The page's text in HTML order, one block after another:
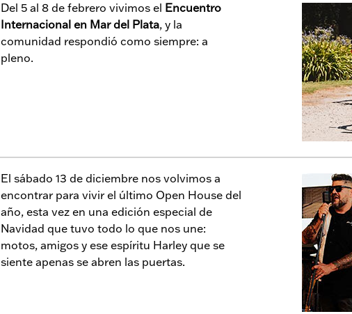
Del 5 al 8 de febrero vivimos el Encuentro
Internacional en Mar del Plata, y la
comunidad respondió como siempre: a
pleno.
El sábado 13 de diciembre nos volvimos a
encontrar para vivir el último Open House del
año, esta vez en una edición especial de
Navidad que tuvo todo lo que nos une:
motos, amigos y ese espíritu Harley que se
siente apenas se abren las puertas.